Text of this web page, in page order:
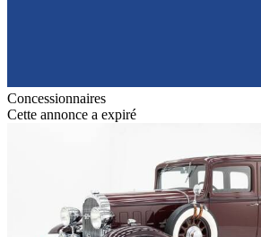
Concessionnaires
Cette annonce a expiré